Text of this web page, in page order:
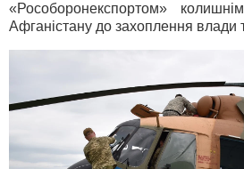
«Рособоронекспортом»
Афганістану до захоплення влади